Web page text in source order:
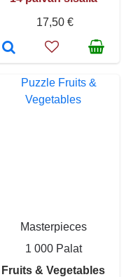
17,50 €
Masterpieces
1 000 Palat
Fruits & Vegetables